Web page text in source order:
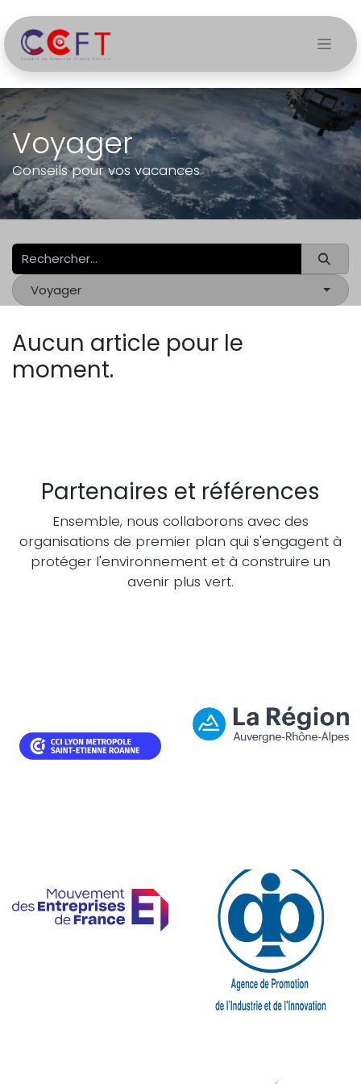
Voyager
Conseils pour vos vacances
Voyager
Aucun article pour le
moment.
Partenaires et références
Ensemble, nous collaborons avec des
organisations de premier plan qui s'engagent à
protéger l'environnement et à construire un
avenir plus vert.